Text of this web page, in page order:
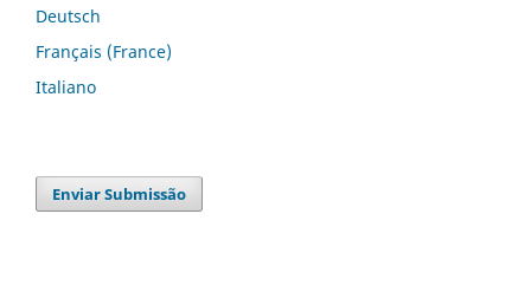
Deutsch
Français (France)
Italiano
Enviar Submissão